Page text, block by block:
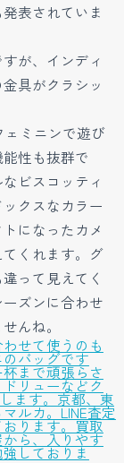
表されていま
が、インディ
具がクラシッ
ェミニンで遊び
性も抜群で
ビスコッティ
クスなカラー
になったカメ
くれます。グ
って見えてく
ズンに合わせ
んね。
せて使うのも
バッグです
まで頑張らさ
リューなどク
ます。京都、東
ルカ。LINE査定
ります。買取
ら、入りやす
しておりま